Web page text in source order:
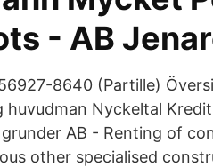
- AB
8640 (Partille)
huvudman Nyckeltal
AB - Renting of
other specialised